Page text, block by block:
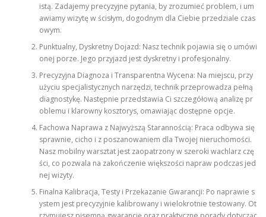
istą. Zadajemy precyzyjne pytania, by zrozumieć problem, i um
awiamy wizytę w ścisłym, dogodnym dla Ciebie przedziale czas
owym.
Punktualny, Dyskretny Dojazd: Nasz technik pojawia się o umówi
onej porze. Jego przyjazd jest dyskretny i profesjonalny.
Precyzyjna Diagnoza i Transparentna Wycena: Na miejscu, przy
użyciu specjalistycznych narzędzi, technik przeprowadza pełną
diagnostykę. Następnie przedstawia Ci szczegółową analizę pr
oblemu i klarowny kosztorys, omawiając dostępne opcje.
Fachowa Naprawa z Najwyższą Starannością: Praca odbywa się
sprawnie, cicho i z poszanowaniem dla Twojej nieruchomości.
Nasz mobilny warsztat jest zaopatrzony w szeroki wachlarz czę
ści, co pozwala na zakończenie większości napraw podczas jed
nej wizyty.
Finalna Kalibracja, Testy i Przekazanie Gwarancji: Po naprawie s
ystem jest precyzyjnie kalibrowany i wielokrotnie testowany. Ot